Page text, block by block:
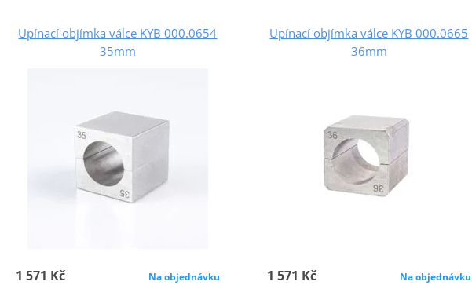
Upínací objímka válce KYB 000.0654
35mm
1 571 Kč Na objednávku
Upínací objímka válce KYB 000.0665
36mm
1 571 Kč Na objednávku